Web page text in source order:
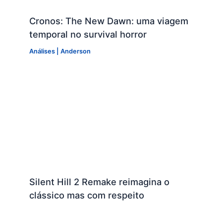
Cronos: The New Dawn: uma viagem
temporal no survival horror
Análises| Anderson
Silent Hill 2 Remake reimagina o
clássico mas com respeito